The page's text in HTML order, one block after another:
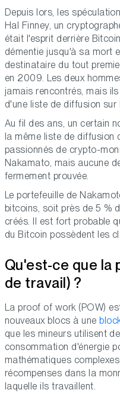
Depuis lors, les
Hal Finney, un
était l'esprit derrière
démentie jusqu'à sa mort
destinataire du tout
en 2009. Les deux
jamais rencontrés, mais
d'une liste de diffusion sur
Au fil des ans, un certain
la même liste de diffusion
passionnés de crypto-
Nakamato, mais aucune
fermement prouvée.
Le portefeuille de
bitcoins, soit près de 5 %
créés. Il est fort probable
du Bitcoin possèdent les
Qu'est-ce que la
de travail) ?
La proof of work (POW)
nouveaux blocs à une
que les mineurs utilisent
consommation d'énergie
mathématiques
récompenses dans la
laquelle ils travaillent.